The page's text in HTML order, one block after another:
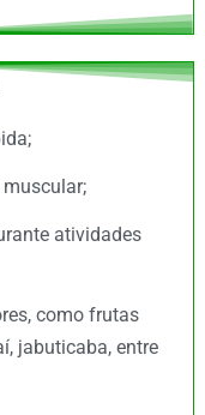
atividades
como frutas
jabuticaba, entre